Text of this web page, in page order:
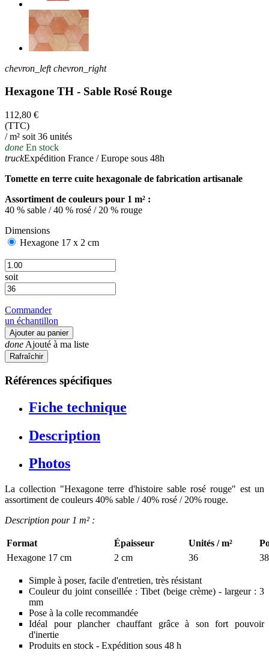
chevron_left chevron_right
Hexagone TH - Sable Rosé Rouge
112,80 €
(TTC)
/ m² soit 36 unités
done En stock
truckExpédition France / Europe sous 48h
Tomette en terre cuite hexagonale de fabrication artisanale
Assortiment de couleurs pour 1 m² :
40 % sable / 40 % rosé / 20 % rouge
Dimensions
Hexagone 17 x 2 cm
soit
Commander
un échantillon
Ajouter au panier
done Ajouté à ma liste
Références spécifiques
Fiche technique
Description
Photos
La collection "Hexagone terre d'histoire sable rosé rouge" est un
assortiment de couleurs 40% sable / 40% rosé / 20% rouge.
Description pour 1 m² :
Format Épaisseur Unités / m²
Hexagone 17 cm
2 cm 36
Simple à poser, facile d'entretien, très résistant
Couleur du joint conseillée : Tibet (beige crème) - largeur : 3
mm
Pose à la colle recommandée
Idéal pour plancher chauffant grâce à son fort pouvoir
d'inertie
Produits en stock - Expédition sous 48 h